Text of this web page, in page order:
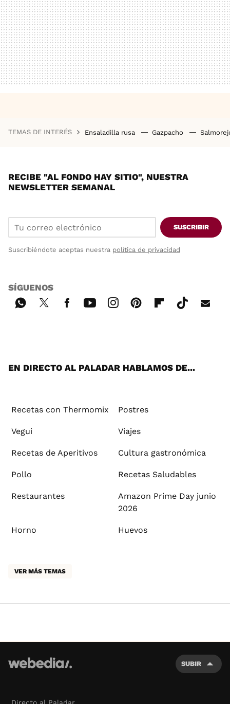
TEMAS DE INTERÉS Ensaladilla rusa Gazpacho
RECIBE "AL FONDO HAY SITIO", NUESTRA
NEWSLETTER SEMANAL
SUSCRIBIR
Suscribiéndote aceptas nuestra política de privacidad
SÍGUENOS
EN DIRECTO AL PALADAR HABLAMOS DE...
Recetas con Thermomix Postres
Vegui Viajes
Recetas de Aperitivos Cultura gastronómica
Pollo Recetas Saludables
Restaurantes
Amazon Prime Day junio
2026
Horno Huevos
VER MÁS TEMAS
SUBIR